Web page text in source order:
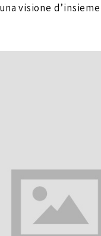
visione